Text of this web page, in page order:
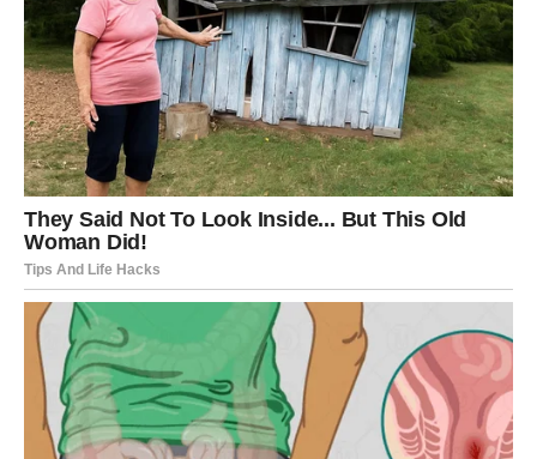
Ovo je mesec u kojem se stvari ubrzavaju – ponekad i
prebrzo. Promene dolaze bez upozorenja.
Ljubav:Iznenadan susret ili preokret u odnosu.
Poruka meseca:Prihvati promenu – ona te vodi napred.
ZMIJA
Februar vam donosi duboke uvide i važne spoznaje.
Intuicija vam je izuzetno jaka, ali morate slušati unutrašnji
glas, ne tuđe savete.
Ljubav:Tajne emocije izlaze na videlo.
Poruka meseca:Istina je tvoja zaštita.